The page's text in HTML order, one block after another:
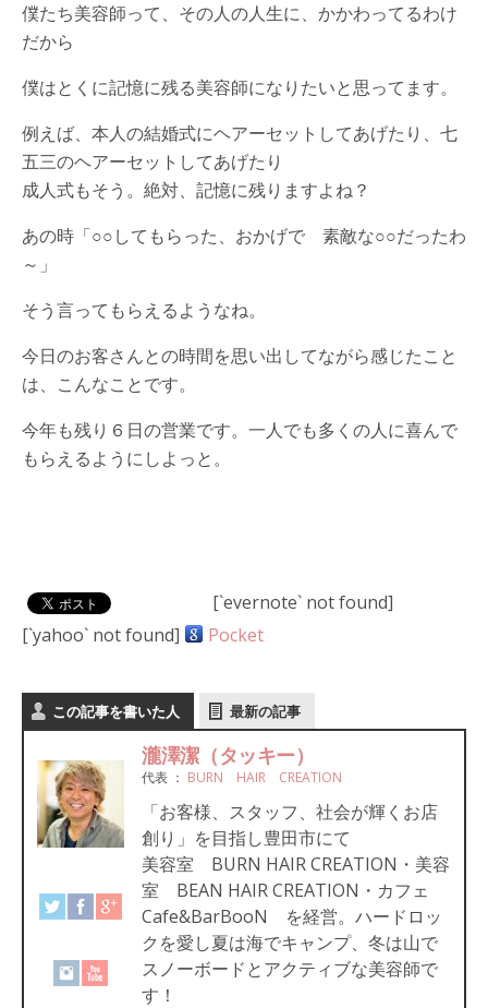
僕たち美容師って、その人の人生に、かかわってるわけ
だから
僕はとくに記憶に残る美容師になりたいと思ってます。
例えば、本人の結婚式にヘアーセットしてあげたり、七
五三のヘアーセットしてあげたり
成人式もそう。絶対、記憶に残りますよね？
あの時「○○してもらった、おかげで 素敵な○○だったわ
～」
そう言ってもらえるようなね。
今日のお客さんとの時間を思い出してながら感じたこと
は、こんなことです。
今年も残り６日の営業です。一人でも多くの人に喜んで
もらえるようにしよっと。
[`evernote` not found]
[`yahoo` not found]
Pocket
この記事を書いた人 最新の記事
瀧澤潔（タッキー）
代表 ： BURN HAIR CREATION
「お客様、スタッフ、社会が輝くお店
創り」を目指し豊田市にて
美容室 BURN HAIR CREATION・美容
室 BEAN HAIR CREATION・カフェ
Cafe&BarBooN を経営。ハードロッ
クを愛し夏は海でキャンプ、冬は山で
スノーボードとアクティブな美容師で
す！